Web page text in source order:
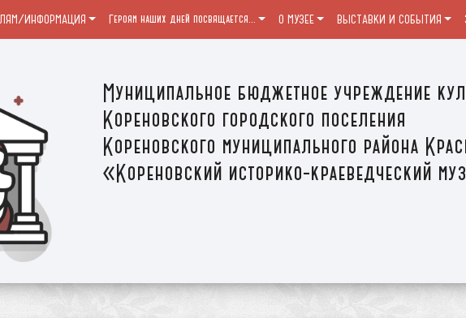
Муниципальное бюджетное учреждение
Кореновского городского поселения
Кореновского муниципального района
«Кореновский историко-краеведческий
ИНФОРМАЦИЯ Героям наших дней посвящается... О МУЗЕЕ ВЫСТАВКИ И СОБЫТИЯ